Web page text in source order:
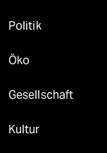
Politik
Öko
Gesellschaft
Kultur